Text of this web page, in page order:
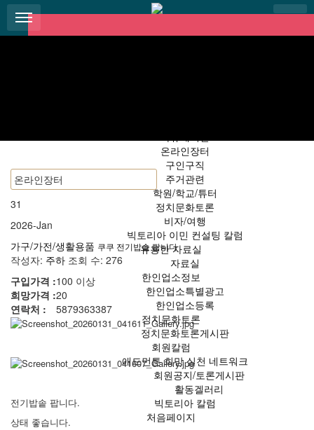
온라인장터
구인구직
주거관련
학원/학교/튜터
정치문화토론
비자/여행
빅토리아 이민 컨설팅 칼럼
유용한 자료실
자료실
한인업소정보
한인업소특별광고
한인업소등록
정치문화토론
정치문화토론게시판
회원칼럼
애드먼튼 희망 실천 네트워크
회원공지/토론게시판
활동겔러리
빅토리아 칼럼
처음페이지
31
2026-Jan
가구/가전/생활용품 쿠쿠 전기밥솥 팝니다
작성자: 주하 조회 수: 276
구입가격 :100 이상
희망가격 :20
연락처 :
5879363387
전기밥솥 팝니다.
상태 좋습니다.